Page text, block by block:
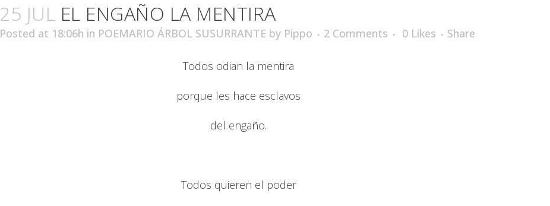
25 JUL EL ENGAÑO LA MENTIRA
Posted at 18:06h in POEMARIO ÁRBOL SUSURRANTE by Pippo 2 Comments 0 Likes Share
Todos odian la mentira
porque les hace esclavos
del engaño.
Todos quieren el poder